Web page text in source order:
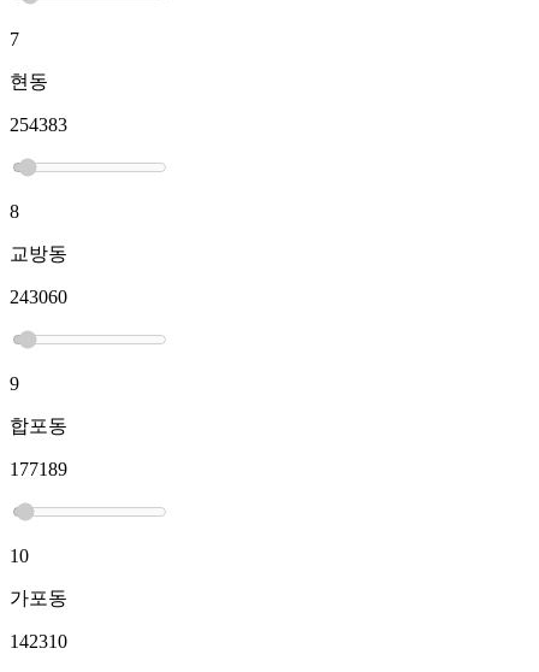
7
현동
254383
8
교방동
243060
9
합포동
177189
10
가포동
142310